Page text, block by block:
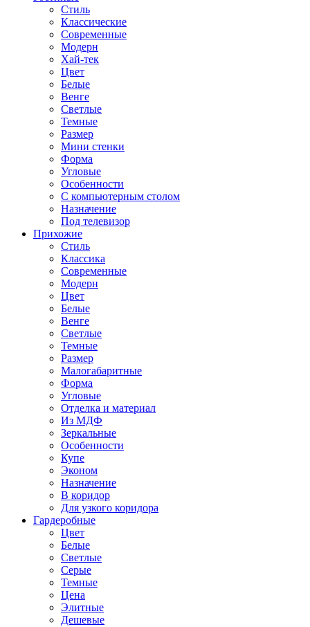
Стиль
Классические
Современные
Модерн
Хай-тек
Цвет
Белые
Венге
Светлые
Темные
Размер
Мини стенки
Форма
Угловые
Особенности
С компьютерным столом
Назначение
Под телевизор
Прихожие
Стиль
Классика
Современные
Модерн
Цвет
Белые
Венге
Светлые
Темные
Размер
Малогабаритные
Форма
Угловые
Отделка и материал
Из МДФ
Зеркальные
Особенности
Купе
Эконом
Назначение
В коридор
Для узкого коридора
Гардеробные
Цвет
Белые
Светлые
Серые
Темные
Цена
Элитные
Дешевые